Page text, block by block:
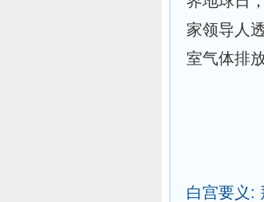
家领导人
室气体排
白宫要义: